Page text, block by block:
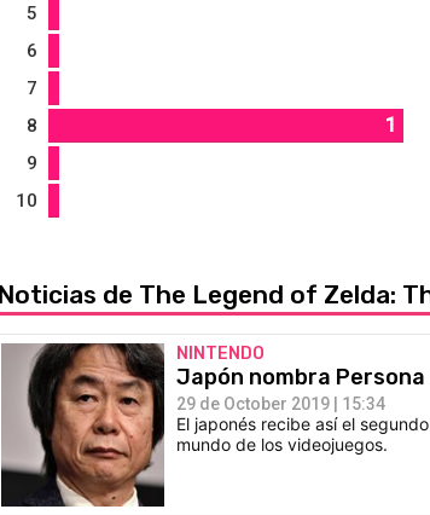
5
6
7
8
1
9
10
Noticias de The Legend of Zelda:
NINTENDO
Japón nombra
29 de October 2019 | 15:34
El japonés recibe así el
mundo de los videojuegos.